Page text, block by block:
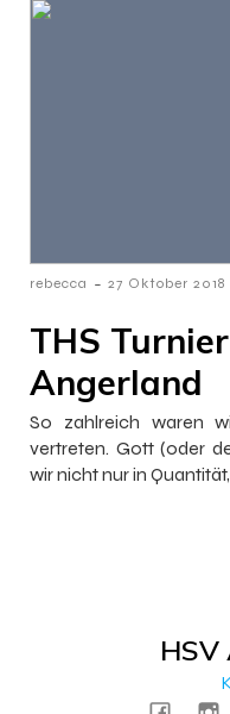
rebecca - 27 Oktober 2018
THS
Angerland
So zahlreich waren
vertreten. Gott (oder
wir nicht nur in